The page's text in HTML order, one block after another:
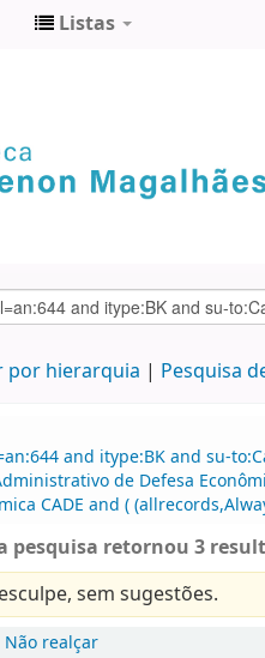
Listas
por hierarquia Pesquisa
and itype:BK and su-
de Defesa
CADE and (
pesquisa retornou 3
sem sugestões.
Não realçar